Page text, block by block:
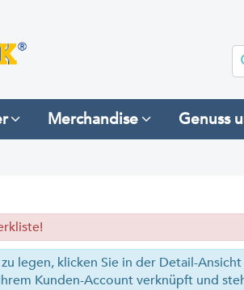
Merchandise Genuss
legen, klicken Sie in der Detail-
Kunden-Account verknüpft und